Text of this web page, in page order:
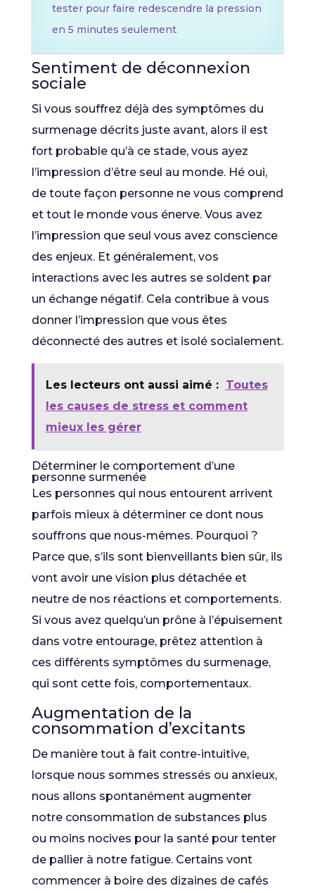
tester pour faire redescendre la pression
en 5 minutes seulement.
Sentiment de déconnexion
sociale
Si vous souffrez déjà des symptômes du
surmenage décrits juste avant, alors il est
fort probable qu’à ce stade, vous ayez
l’impression d’être seul au monde. Hé oui,
de toute façon personne ne vous comprend
et tout le monde vous énerve. Vous avez
l’impression que seul vous avez conscience
des enjeux. Et généralement, vos
interactions avec les autres se soldent par
un échange négatif. Cela contribue à vous
donner l’impression que vous êtes
déconnecté des autres et isolé socialement.
Les lecteurs ont aussi aimé : Toutes
les causes de stress et comment
mieux les gérer
Déterminer le comportement d’une
personne surmenée
Les personnes qui nous entourent arrivent
parfois mieux à déterminer ce dont nous
souffrons que nous-mêmes. Pourquoi ?
Parce que, s’ils sont bienveillants bien sûr, ils
vont avoir une vision plus détachée et
neutre de nos réactions et comportements.
Si vous avez quelqu’un prône à l’épuisement
dans votre entourage, prêtez attention à
ces différents symptômes du surmenage,
qui sont cette fois, comportementaux.
Augmentation de la
consommation d’excitants
De manière tout à fait contre-intuitive,
lorsque nous sommes stressés ou anxieux,
nous allons spontanément augmenter
notre consommation de substances plus
ou moins nocives pour la santé pour tenter
de pallier à notre fatigue. Certains vont
commencer à boire des dizaines de cafés